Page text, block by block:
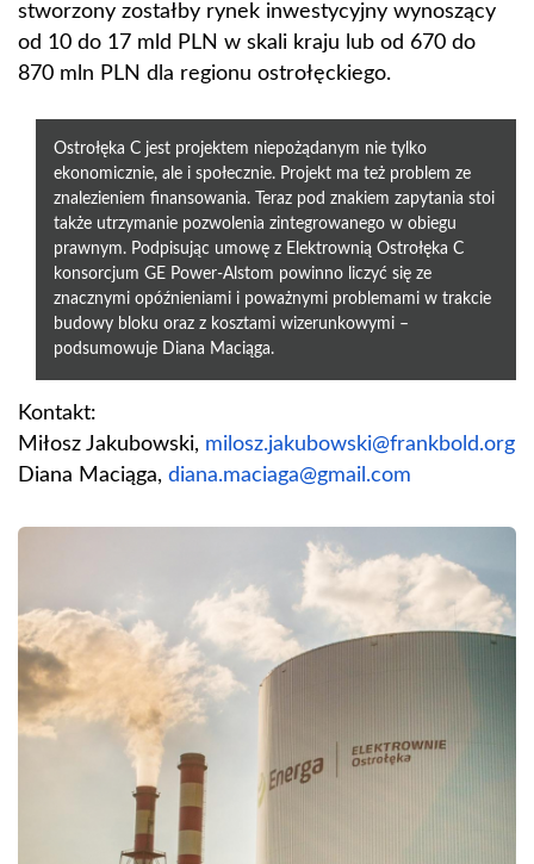
stworzony zostałby rynek inwestycyjny wynoszący
od 10 do 17 mld PLN w skali kraju lub od 670 do
870 mln PLN dla regionu ostrołęckiego.
Ostrołęka C jest projektem niepożądanym nie tylko
ekonomicznie, ale i społecznie. Projekt ma też problem ze
znalezieniem finansowania. Teraz pod znakiem zapytania stoi
także utrzymanie pozwolenia zintegrowanego w obiegu
prawnym. Podpisując umowę z Elektrownią Ostrołęka C
konsorcjum GE Power-Alstom powinno liczyć się ze
znacznymi opóźnieniami i poważnymi problemami w trakcie
budowy bloku oraz z kosztami wizerunkowymi –
podsumowuje Diana Maciąga.
Kontakt:
Miłosz Jakubowski, milosz.jakubowski@frankbold.org
Diana Maciąga, diana.maciaga@gmail.com